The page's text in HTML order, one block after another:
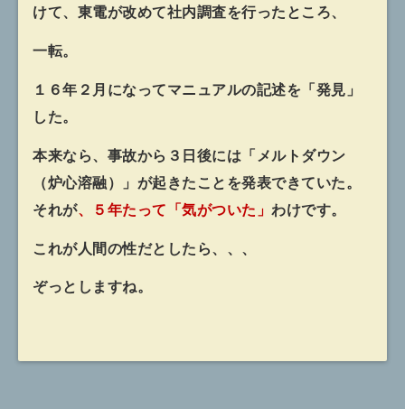
けて、東電が改めて社内調査を行ったところ、
一転。
１６年２月になってマニュアルの記述を「発見」
した。
本来なら、事故から３日後には「メルトダウン
（炉心溶融）」が起きたことを発表できていた。
それが、５年たって「気がついた」わけです。
これが人間の性だとしたら、、、
ぞっとしますね。